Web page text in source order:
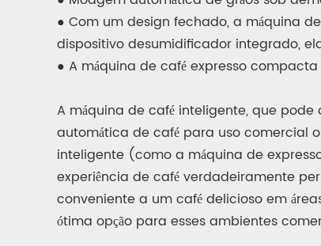
● Com um design fechado, a máquina
dispositivo desumidificador integrado,
● A máquina de café expresso
A máquina de café inteligente, que
automática de café para uso comercial
inteligente (como a máquina de
experiência de café verdadeiramente
conveniente a um café delicioso em
ótima opção para esses ambientes